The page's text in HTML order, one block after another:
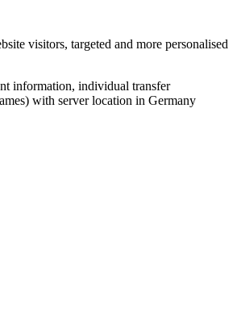
visitors, targeted and more personalised
information, individual transfer
with server location in Germany